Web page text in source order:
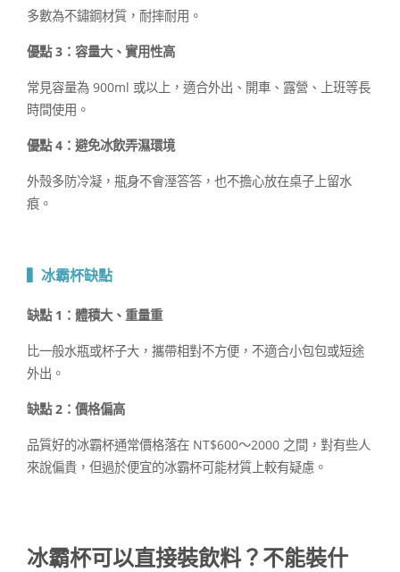
多數為不鏽鋼材質，耐摔耐用。
優點 3：容量大、實用性高
常見容量為 900ml 或以上，適合外出、開車、露營、上班等長
時間使用。
優點 4：避免冰飲弄濕環境
外殼多防冷凝，瓶身不會溼答答，也不擔心放在桌子上留水
痕。
▍冰霸杯缺點
缺點 1：體積大、重量重
比一般水瓶或杯子大，攜帶相對不方便，不適合小包包或短途
外出。
缺點 2：價格偏高
品質好的冰霸杯通常價格落在 NT$600～2000 之間，對有些人
來說偏貴，但過於便宜的冰霸杯可能材質上較有疑慮。
冰霸杯可以直接裝飲料？ 不能裝什